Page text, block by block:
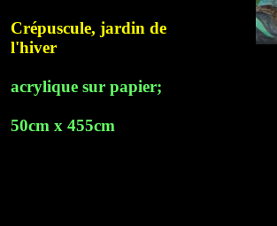
Crépuscule, jardin de
l'hiver
acrylique sur papier;
50cm x 455cm